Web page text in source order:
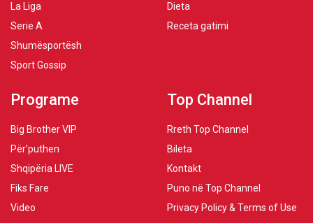
La Liga
Serie A
Shumësportësh
Sport Gossip
Dieta
Receta gatimi
Programe
Big Brother VIP
Për’puthen
Shqipëria LIVE
Fiks Fare
Video
Top Channel
Rreth Top Channel
Bileta
Kontakt
Puno në Top Channel
Privacy Policy & Terms of Use